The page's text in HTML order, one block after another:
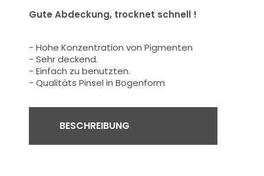
Gute Abdeckung, trocknet schnell !
-Hohe Konzentration von Pigmenten
- Sehr deckend.
- Einfach zu benutzten.
-Qualitäts Pinsel in Bogenform
BESCHREIBUNG